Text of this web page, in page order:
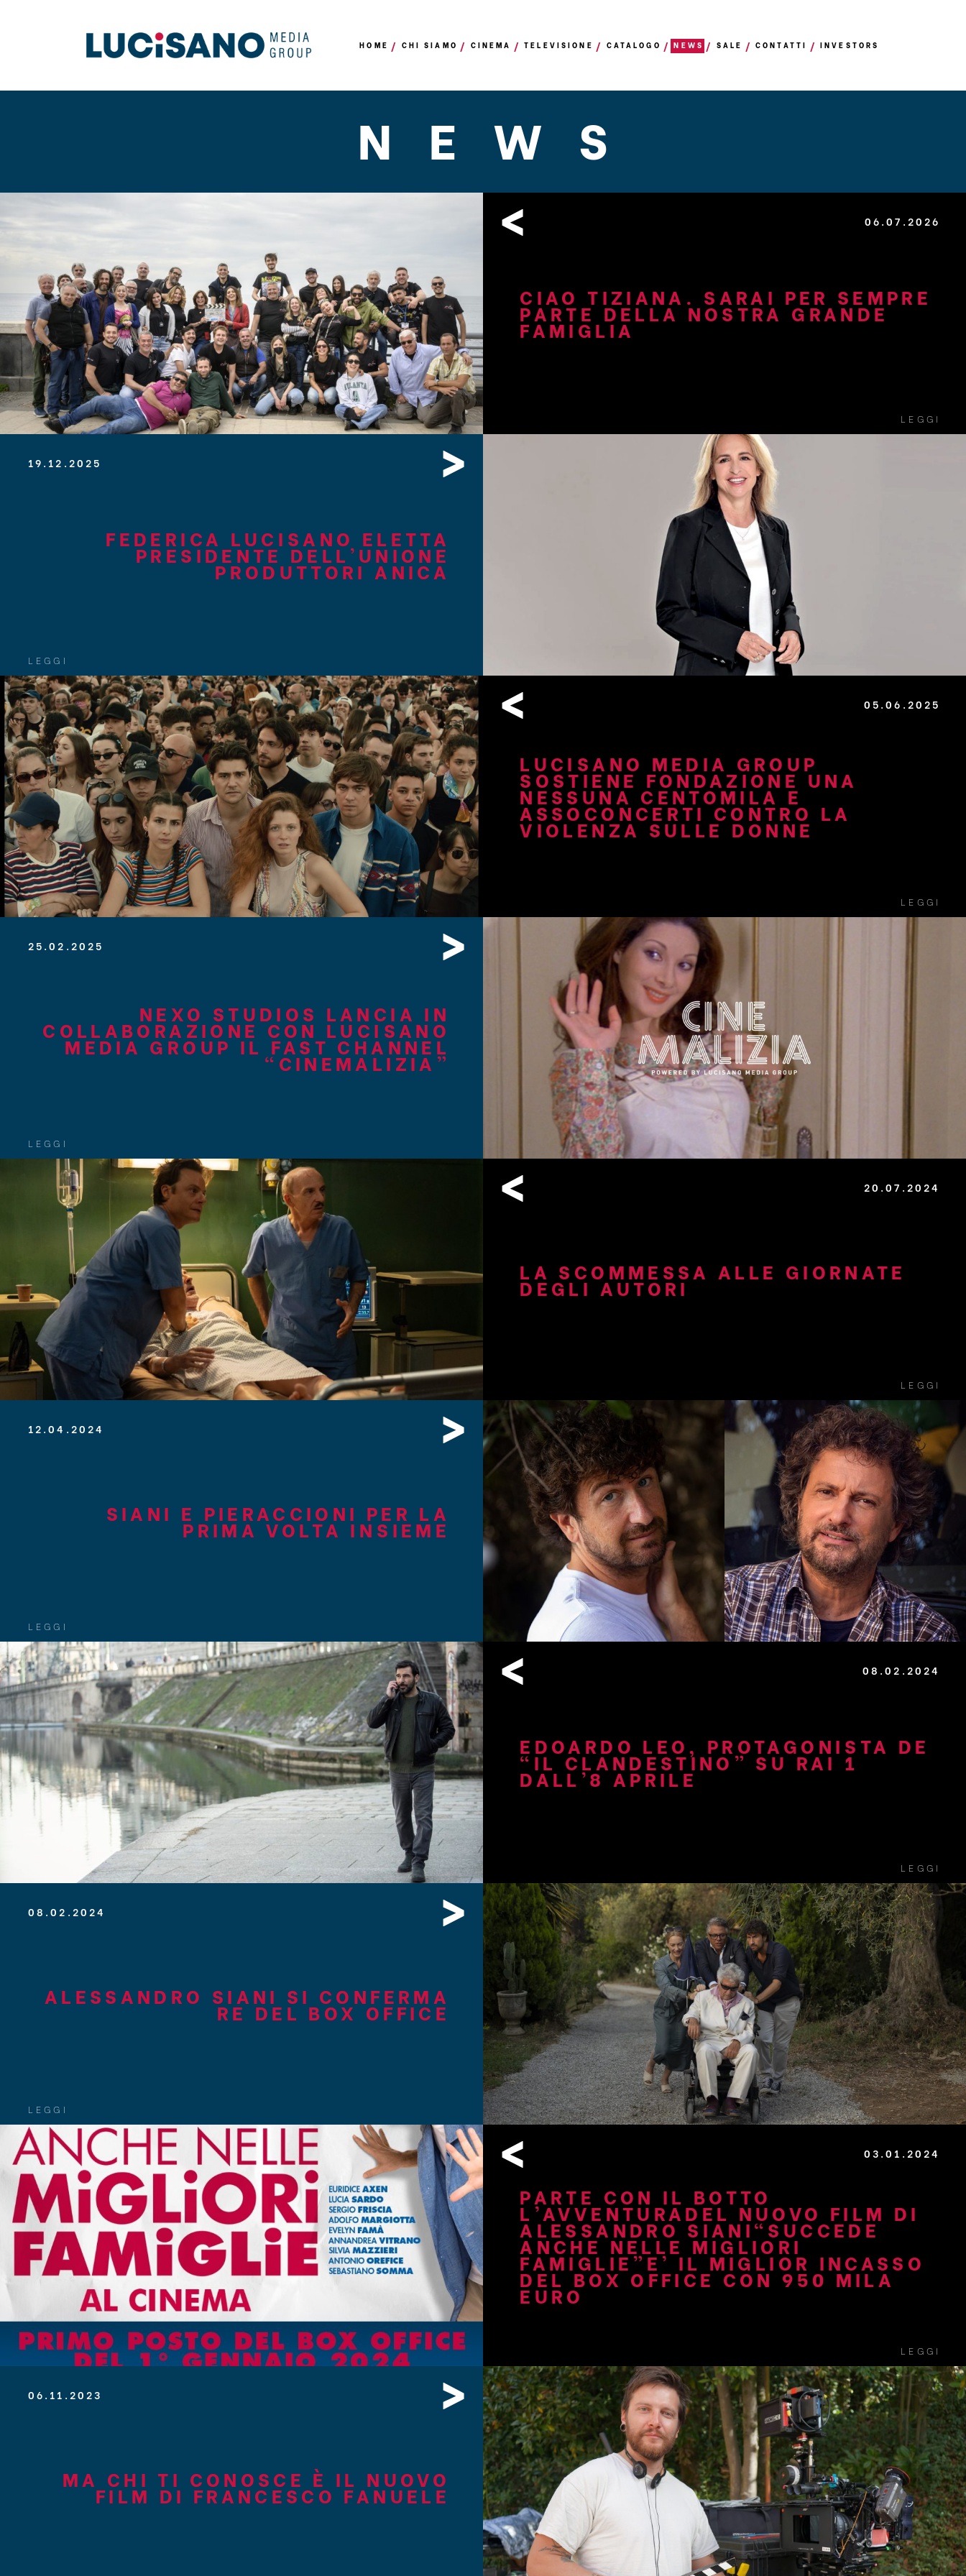
HOME CHI SIAMO CINEMA TELEVISIONE CATALOGO NEWS SALE CONTATTI INVESTORS
NEWS
< 06.07.2026
CIAO TIZIANA. SARAI PER SEMPRE
PARTE DELLA NOSTRA GRANDE
FAMIGLIA
LEGGI
>
19.12.2025
FEDERICA LUCISANO ELETTA
PRESIDENTE DELL’UNIONE
PRODUTTORI ANICA
LEGGI < 05.06.2025
LUCISANO MEDIA GROUP
SOSTIENE FONDAZIONE UNA
NESSUNA CENTOMILA E
ASSOCONCERTI CONTRO LA
VIOLENZA SULLE DONNE
LEGGI
>
25.02.2025
NEXO STUDIOS LANCIA IN
COLLABORAZIONE CON LUCISANO
MEDIA GROUP IL FAST CHANNEL
“CINEMALIZIA”
LEGGI < 20.07.2024
LA SCOMMESSA ALLE GIORNATE
DEGLI AUTORI
LEGGI
>
12.04.2024
SIANI E PIERACCIONI PER LA
PRIMA VOLTA INSIEME
LEGGI < 08.02.2024
EDOARDO LEO, PROTAGONISTA DE
“IL CLANDESTINO” SU RAI 1
DALL’8 APRILE
LEGGI
>
08.02.2024
ALESSANDRO SIANI SI CONFERMA
RE DEL BOX OFFICE
LEGGI < 03.01.2024
PARTE CON IL BOTTO
L’AVVENTURADEL NUOVO FILM DI
ALESSANDRO SIANI“SUCCEDE
ANCHE NELLE MIGLIORI
FAMIGLIE”E’ IL MIGLIOR INCASSO
DEL BOX OFFICE CON 950 MILA
EURO
LEGGI
>
06.11.2023
MA CHI TI CONOSCE È IL NUOVO
FILM DI FRANCESCO FANUELE